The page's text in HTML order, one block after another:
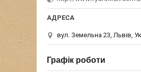
вул. Земельна 23, Львів,
Графік роботи